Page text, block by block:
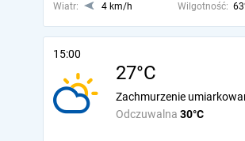
Wiatr:
4 km/h Wilgotność:
15:00
27°C
Odczuwalna 30°C
Zachmurzenie